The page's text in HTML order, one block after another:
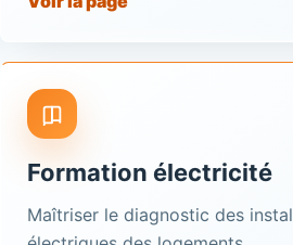
Formation électricité
Maîtriser le diagnostic des